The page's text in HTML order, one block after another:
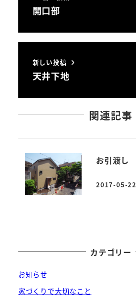
開口部
新しい投稿
天井下地
関連記事
お引渡し
投稿日
2017-05-22
カテゴリー
お知らせ
家づくりで大切なこと